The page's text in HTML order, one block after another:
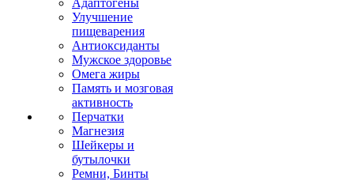
Адаптогены
Улучшение
пищеварения
Антиоксиданты
Мужское здоровье
Омега жиры
Память и мозговая
активность
Перчатки
Магнезия
Шейкеры и
бутылочки
Ремни, Бинты